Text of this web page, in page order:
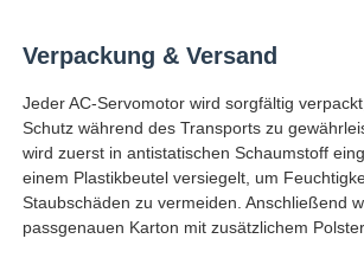
Verpackung & Versand
Jeder AC-Servomotor wird sorgfältig
Schutz während des Transports zu
wird zuerst in antistatischen Schaumstoff
einem Plastikbeutel versiegelt, um
Staubschäden zu vermeiden. Anschließend
passgenauen Karton mit zusätzlichem